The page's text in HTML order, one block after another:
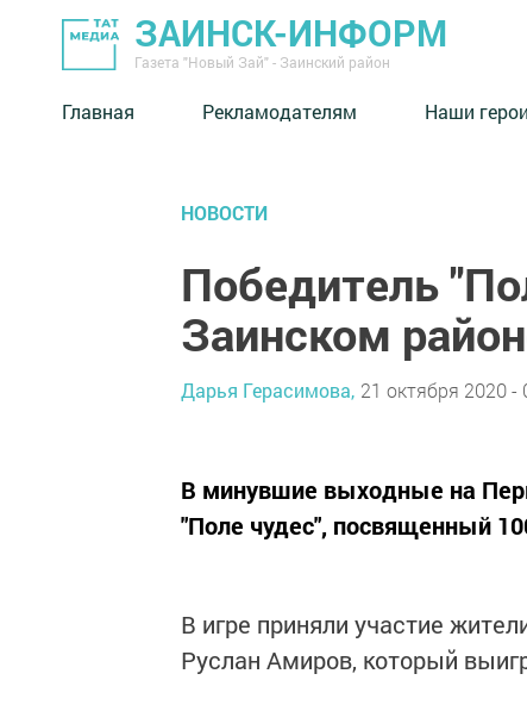
ЗАИНСК-ИНФОРМ
Газета "Новый Зай" - Заинский район
Главная Рекламодателям Наши герои
НОВОСТИ
Победитель
Заинском
Дарья Герасимова, 21 октября 2020 -
В минувшие выходные на
"Поле чудес", посвященный
В игре приняли участие
Руслан Амиров, который